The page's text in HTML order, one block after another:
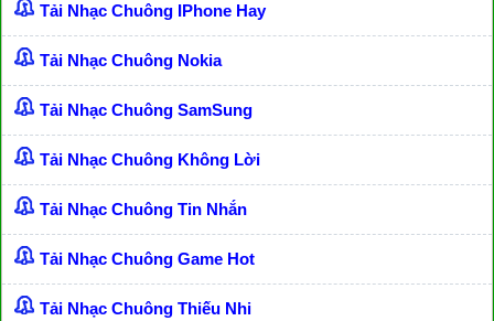
Tải Nhạc Chuông IPhone Hay
Tải Nhạc Chuông Nokia
Tải Nhạc Chuông SamSung
Tải Nhạc Chuông Không Lời
Tải Nhạc Chuông Tin Nhắn
Tải Nhạc Chuông Game Hot
Tải Nhạc Chuông Thiếu Nhi